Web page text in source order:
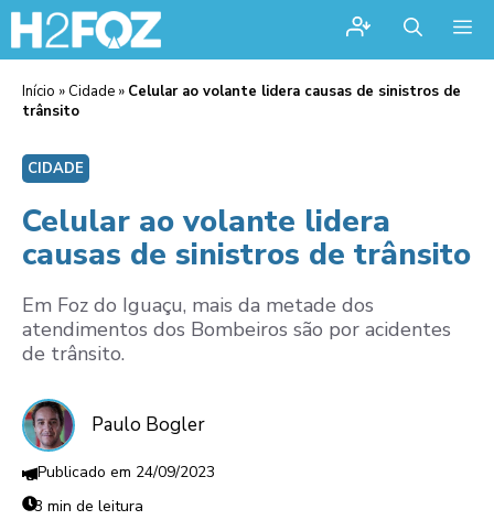
Início » Cidade » Celular ao volante lidera causas de sinistros de
trânsito
CIDADE
Celular ao volante lidera
causas de sinistros de trânsito
Em Foz do Iguaçu, mais da metade dos
atendimentos dos Bombeiros são por acidentes
de trânsito.
Paulo Bogler
24/09/2023
3 min de leitura